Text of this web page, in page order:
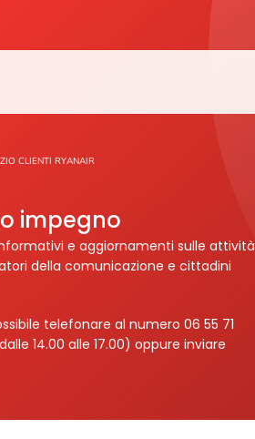
CLIENTI RYANAIR
impegno
e aggiornamenti sulle attività
della comunicazione e cittadini
telefonare al numero 06 55 71
14.00 alle 17.00) oppure inviare